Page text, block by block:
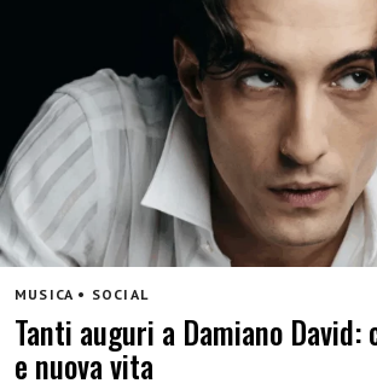
MUSICA • SOCIAL
Tanti auguri a Damiano
e nuova vita